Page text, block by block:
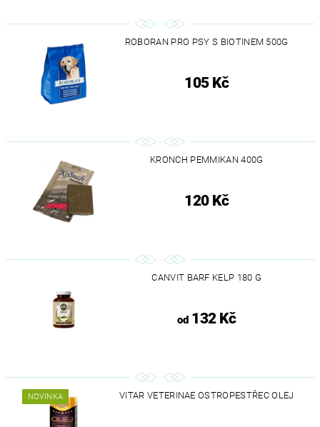
ROBORAN PRO PSY S BIOTINEM 500G
105 Kč
KRONCH PEMMIKAN 400G
120 Kč
CANVIT BARF KELP 180 G
od132 Kč
NOVINKA VITAR VETERINAE OSTROPESTŘEC OLEJ